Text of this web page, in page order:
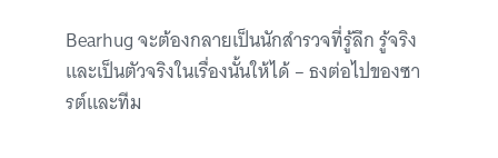
Bearhug จะต้องกลายเป็นนักสำรวจที่รู้ลึก รู้จริง
และเป็นตัวจริงในเรื่องนั้นให้ได้ – ธงต่อไปของซา
รต์และทีม